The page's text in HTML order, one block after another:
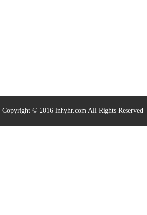
Copyright © 2016 lnhyhr.com All Rights Reserved